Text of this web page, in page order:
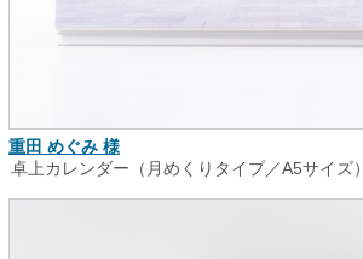
重田 めぐみ 様
卓上カレンダー（月めくりタイプ／A5サイズ）